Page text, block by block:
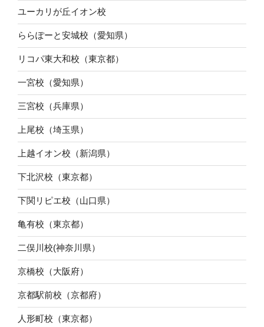
ユーカリが丘イオン校
ららぽーと安城校（愛知県）
リコパ東大和校（東京都）
一宮校（愛知県）
三宮校（兵庫県）
上尾校（埼玉県）
上越イオン校（新潟県）
下北沢校（東京都）
下関リピエ校（山口県）
亀有校（東京都）
二俣川校(神奈川県）
京橋校（大阪府）
京都駅前校（京都府）
人形町校（東京都）